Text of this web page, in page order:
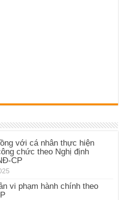
với cá nhân thực hiện
chức theo Nghị định
CP
vi phạm hành chính theo